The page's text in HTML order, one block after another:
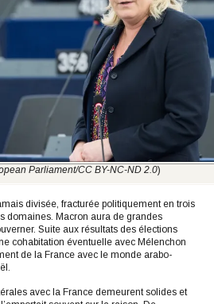
Parliament/CC BY-NC-ND 2.0)
divisée, fracturée politiquement en trois
domaines. Macron aura de grandes
Suite aux résultats des élections
cohabitation éventuelle avec Mélenchon
de la France avec le monde arabo-
avec la France demeurent solides et